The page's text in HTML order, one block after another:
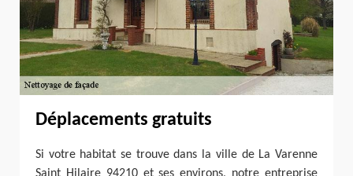
Déplacements gratuits
Si votre habitat se trouve dans la ville de La Varenne
Saint Hilaire 94210 et ses environs, notre entreprise